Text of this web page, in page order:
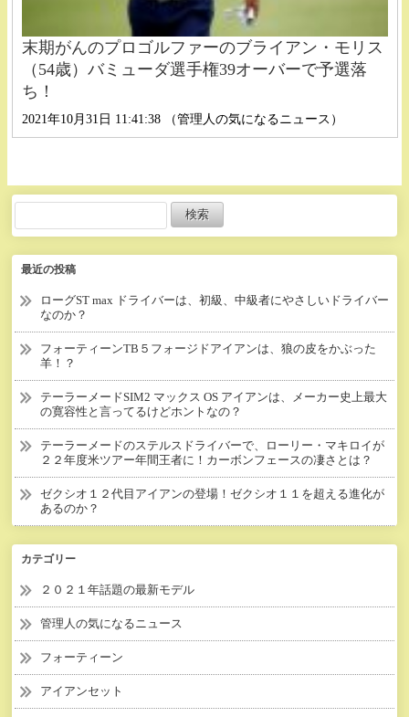
末期がんのプロゴルファーのブライアン・モリス
（54歳）バミューダ選手権39オーバーで予選落
ち！
2021年10月31日 11:41:38 （管理人の気になるニュース）
最近の投稿
ローグST max ドライバーは、初級、中級者にやさしいドライバー
なのか？
フォーティーンTB５フォージドアイアンは、狼の皮をかぶった
羊！？
テーラーメードSIM2 マックス OS アイアンは、メーカー史上最大
の寛容性と言ってるけどホントなの？
テーラーメードのステルスドライバーで、ローリー・マキロイが
２２年度米ツアー年間王者に！カーボンフェースの凄さとは？
ゼクシオ１２代目アイアンの登場！ゼクシオ１１を超える進化が
あるのか？
カテゴリー
２０２１年話題の最新モデル
管理人の気になるニュース
フォーティーン
アイアンセット